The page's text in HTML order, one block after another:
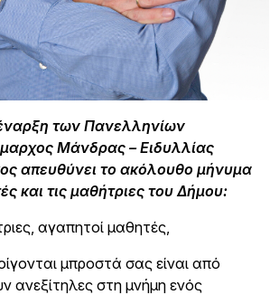
των Πανελληνίων
Μάνδρας – Ειδυλλίας
απευθύνει το ακόλουθο μήνυμα
και τις μαθήτριες του Δήμου:
αγαπητοί μαθητές,
μπροστά σας είναι από
ανεξίτηλες στη μνήμη ενός